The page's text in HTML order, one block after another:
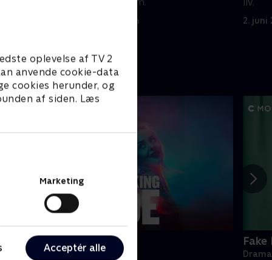
oplevelse af TV 2
anvende cookie-data
cookies herunder, og
af siden. Læs
Marketing
Acceptér alle
2. juni 2025 • 42 min 2. juni
Happy fucking Pride
• 1 sæsoner